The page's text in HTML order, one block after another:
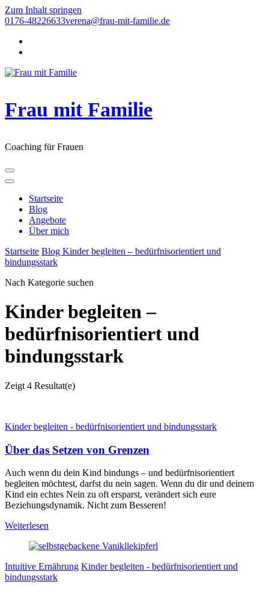
Zum Inhalt springen
0176-48226633verena@frau-mit-familie.de
Frau mit Familie
Coaching für Frauen
Startseite
Blog
Angebote
Über mich
Startseite Blog Kinder begleiten – bedürfnisorientiert und
bindungsstark
Nach Kategorie suchen
Kinder begleiten –
bedürfnisorientiert und
bindungsstark
Zeigt 4 Resultat(e)
Kinder begleiten - bedürfnisorientiert und bindungsstark
Über das Setzen von Grenzen
Auch wenn du dein Kind bindungs – und bedürfnisorientiert
begleiten möchtest, darfst du nein sagen. Wenn du dir und deinem
Kind ein echtes Nein zu oft ersparst, verändert sich eure
Beziehungsdynamik. Nicht zum Besseren!
Weiterlesen
Intuitive Ernährung Kinder begleiten - bedürfnisorientiert und
bindungsstark